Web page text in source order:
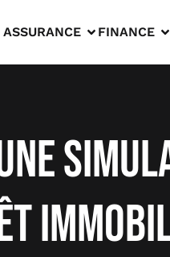
ASSURANCE FINANCE